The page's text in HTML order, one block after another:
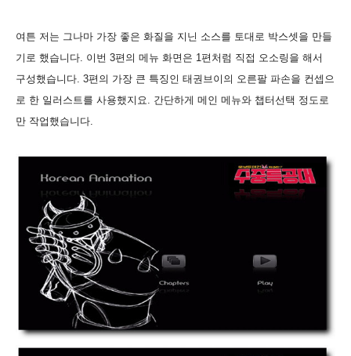
여튼 저는 그나마 가장 좋은 화질을 지닌 소스를 토대로 박스셋을 만들
기로 했습니다. 이번 3편의 메뉴 화면은 1편처럼 직접 오소링을 해서
구성했습니다. 3편의 가장 큰 특징인 태권브이의 오른팔 파손을 컨셉으
로 한 일러스트를 사용했지요. 간단하게 메인 메뉴와 챕터선택 정도로
만 작업했습니다.